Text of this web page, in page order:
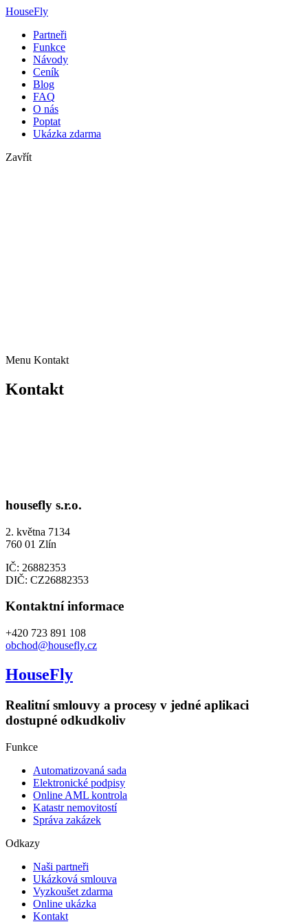
HouseFly
Partneři
Funkce
Návody
Ceník
Blog
FAQ
O nás
Poptat
Ukázka zdarma
Zavřít
Menu Kontakt
Kontakt
housefly s.r.o.
2. května 7134
760 01 Zlín
IČ: 26882353
DIČ: CZ26882353
Kontaktní informace
+420 723 891 108
obchod@housefly.cz
HouseFly
Realitní smlouvy a procesy v jedné aplikaci
dostupné odkudkoliv
Funkce
Automatizovaná sada​
Elektronické podpisy​
Online AML kontrola
Katastr nemovitostí
Správa zakázek
Odkazy
Naši partneři
Ukázková smlouva
Vyzkoušet zdarma
Online ukázka
Kontakt